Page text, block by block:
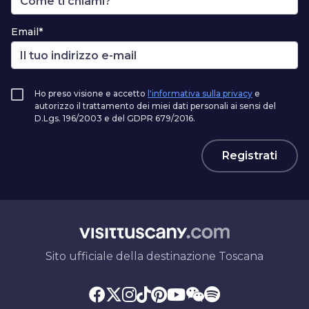
Email*
Ho preso visione e accetto l'informativa sulla privacy e
autorizzo il trattamento dei miei dati personali ai sensi del
D.Lgs. 196/2003 e del GDPR 679/2016.
Registrati
Sito ufficiale della destinazione Toscana